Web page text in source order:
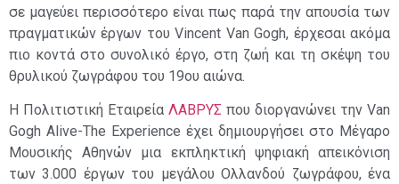
σε μαγεύει περισσότερο είναι πως παρά την απουσία των
πραγματικών έργων του Vincent Van Gogh, έρχεσαι ακόμα
πιο κοντά στο συνολικό έργο, στη ζωή και τη σκέψη του
θρυλικού ζωγράφου του 19ου αιώνα.
Η Πολιτιστική Εταιρεία ΛΑΒΡΥΣ που διοργανώνει την Van
Gogh Alive-Τhe Experience έχει δημιουργήσει στο Μέγαρο
Μουσικής Αθηνών μια εκπληκτική ψηφιακή απεικόνιση
των 3.000 έργων του μεγάλου Ολλανδού ζωγράφου, ένα